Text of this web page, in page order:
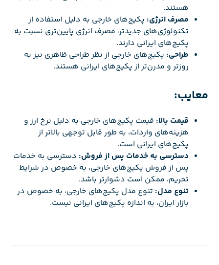
هستند.
مصرف انرژی: پکیج‌های خارجی به دلیل استفاده از
تکنولوژی‌های جدیدتر، مصرف انرژی پایین‌تری نسبت به
پکیج‌های ایرانی دارند.
طراحی: پکیج‌های خارجی از نظر طراحی ظاهری نیز به
روزتر و مدرن‌تر از پکیج‌های ایرانی هستند.
معایب:
قیمت بالا: قیمت پکیج‌های خارجی به دلیل نرخ ارز و
هزینه‌های واردات، به طور قابل توجهی بالاتر از
پکیج‌های ایرانی است.
دسترسی به خدمات پس از فروش: دسترسی به خدمات
پس از فروش پکیج‌های خارجی، به خصوص در شرایط
تحریم، ممکن است دشوارتر باشد.
تنوع مدل: تنوع مدل پکیج‌های خارجی، به خصوص در
بازار ایران، به اندازه پکیج‌های ایرانی نیست.